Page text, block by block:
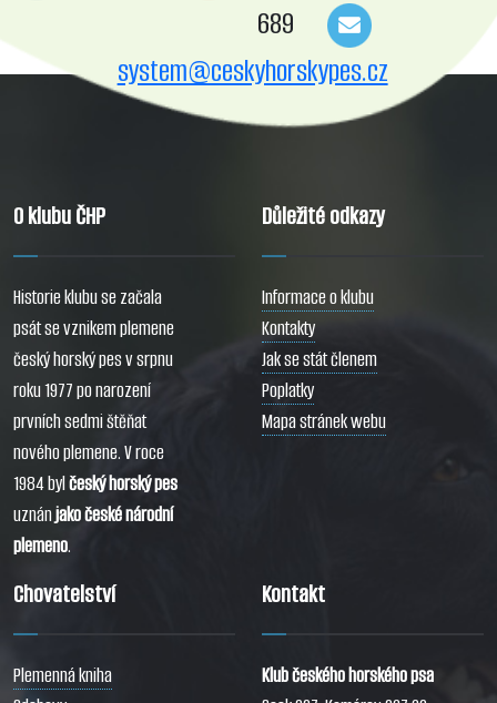
689
system@ceskyhorskypes.cz
O klubu ČHP
Historie klubu se začala
psát se vznikem plemene
český horský pes v srpnu
roku 1977 po narození
prvních sedmi štěňat
nového plemene. V roce
1984 bylčeský horský pes
uznánjako české národní
plemeno.
Důležité odkazy
Informace o klubu
Kontakty
Jak se stát členem
Poplatky
Mapa stránek webu
Chovatelství
Plemenná kniha
Kontakt
Klub českého horského psa